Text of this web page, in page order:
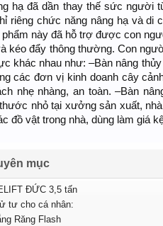
hạ đã dần thay thế sức người
riêng chức năng nâng hạ và di
này đã hỗ trợ được con
kéo đẩy thông thường. Con
khác nhau như: –Bàn nâng
các đơn vị kinh doanh cây
nhẹ nhàng, an toàn. –Bàn
nhỏ tại xưởng sản xuất,
đồ vật trong nhà, dùng làm giá
mục
ĐỨC 3,5 tấn
tư cho cá nhân:
Răng Flash